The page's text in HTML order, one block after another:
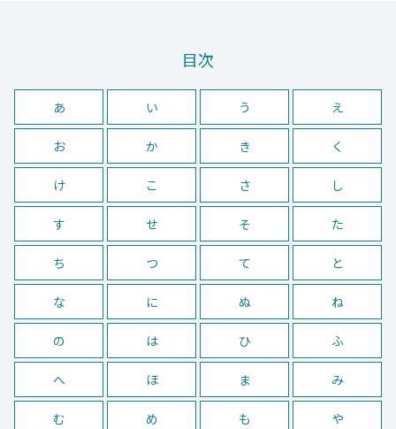
目次
あ い う え
お か き く
け こ さ し
す せ そ た
ち つ て と
な に ぬ ね
の は ひ ふ
へ ほ ま み
む め も や